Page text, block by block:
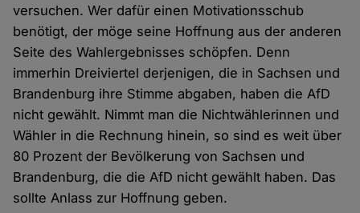
versuchen. Wer dafür einen Motivationsschub
benötigt, der möge seine Hoffnung aus der anderen
Seite des Wahlergebnisses schöpfen. Denn
immerhin Dreiviertel derjenigen, die in Sachsen und
Brandenburg ihre Stimme abgaben, haben die AfD
nicht gewählt. Nimmt man die Nichtwählerinnen und
Wähler in die Rechnung hinein, so sind es weit über
80 Prozent der Bevölkerung von Sachsen und
Brandenburg, die die AfD nicht gewählt haben. Das
sollte Anlass zur Hoffnung geben.